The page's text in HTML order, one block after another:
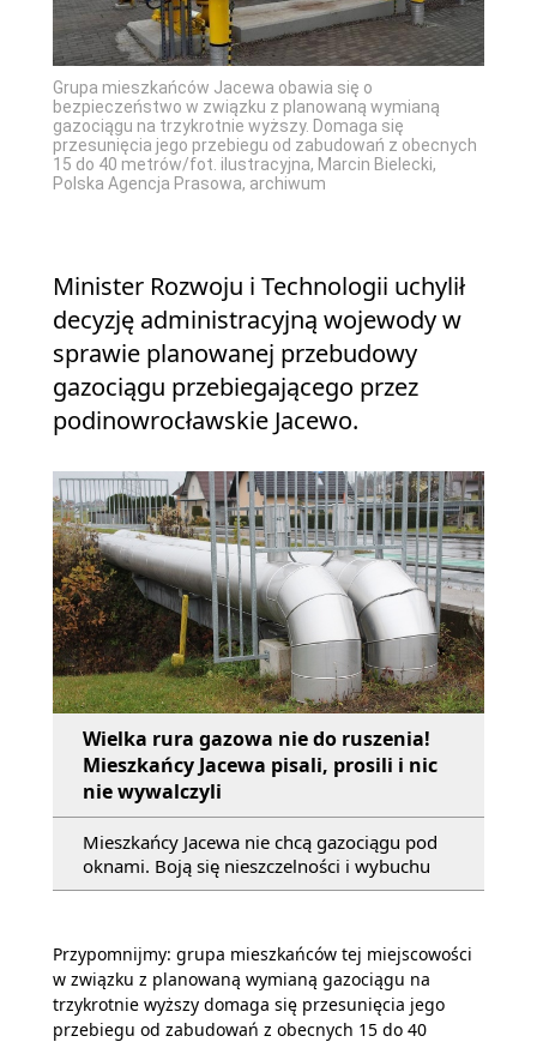
Grupa mieszkańców Jacewa obawia się o
bezpieczeństwo w związku z planowaną wymianą
gazociągu na trzykrotnie wyższy. Domaga się
przesunięcia jego przebiegu od zabudowań z obecnych
15 do 40 metrów/fot. ilustracyjna, Marcin Bielecki,
Polska Agencja Prasowa, archiwum
Minister Rozwoju i Technologii uchylił
decyzję administracyjną wojewody w
sprawie planowanej przebudowy
gazociągu przebiegającego przez
podinowrocławskie Jacewo.
Wielka rura gazowa nie do ruszenia!
Mieszkańcy Jacewa pisali, prosili i nic
nie wywalczyli
Mieszkańcy Jacewa nie chcą gazociągu pod
oknami. Boją się nieszczelności i wybuchu
Przypomnijmy: grupa mieszkańców tej miejscowości
w związku z planowaną wymianą gazociągu na
trzykrotnie wyższy domaga się przesunięcia jego
przebiegu od zabudowań z obecnych 15 do 40